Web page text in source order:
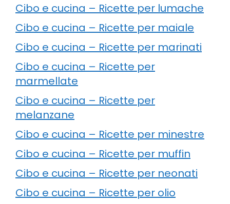
Cibo e cucina – Ricette per lumache
Cibo e cucina – Ricette per maiale
Cibo e cucina – Ricette per marinati
Cibo e cucina – Ricette per
marmellate
Cibo e cucina – Ricette per
melanzane
Cibo e cucina – Ricette per minestre
Cibo e cucina – Ricette per muffin
Cibo e cucina – Ricette per neonati
Cibo e cucina – Ricette per olio